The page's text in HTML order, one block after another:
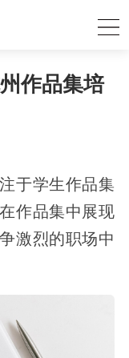
作品集培
于学生作品集
作品集中展现
激烈的职场中